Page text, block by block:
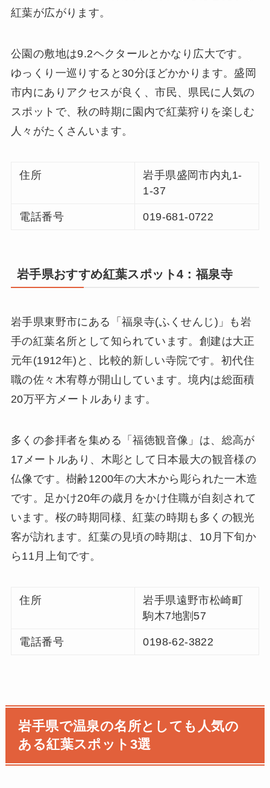
紅葉が広がります。
公園の敷地は9.2ヘクタールとかなり広大です。
ゆっくり一巡りすると30分ほどかかります。盛岡
市内にありアクセスが良く、市民、県民に人気の
スポットで、秋の時期に園内で紅葉狩りを楽しむ
人々がたくさんいます。
住所
岩手県盛岡市内丸1-
1-37
電話番号 019-681-0722
岩手県おすすめ紅葉スポット4：福泉寺
岩手県東野市にある「福泉寺(ふくせんじ)」も岩
手の紅葉名所として知られています。創建は大正
元年(1912年)と、比較的新しい寺院です。初代住
職の佐々木宥尊が開山しています。境内は総面積
20万平方メートルあります。
多くの参拝者を集める「福徳観音像」は、総高が
17メートルあり、木彫として日本最大の観音様の
仏像です。樹齢1200年の大木から彫られた一木造
です。足かけ20年の歳月をかけ住職が自刻されて
います。桜の時期同様、紅葉の時期も多くの観光
客が訪れます。紅葉の見頃の時期は、10月下旬か
ら11月上旬です。
住所
岩手県遠野市松崎町
駒木7地割57
電話番号 0198-62-3822
岩手県で温泉の名所としても人気の
ある紅葉スポット3選